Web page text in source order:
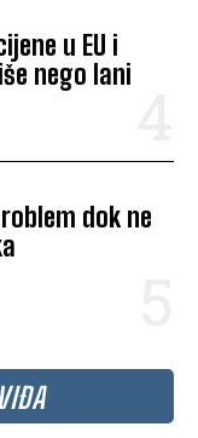
u EU i
nego lani
dok ne